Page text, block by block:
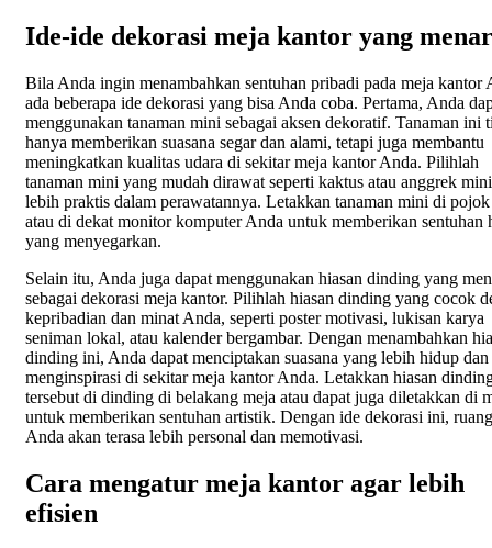
Ide-ide dekorasi meja kantor yang
Bila Anda ingin menambahkan sentuhan pribadi pada meja kantor
ada beberapa ide dekorasi yang bisa Anda coba. Pertama, Anda
menggunakan tanaman mini sebagai aksen dekoratif. Tanaman ini
hanya memberikan suasana segar dan alami, tetapi juga membantu
meningkatkan kualitas udara di sekitar meja kantor Anda. Pilihlah
tanaman mini yang mudah dirawat seperti kaktus atau anggrek
lebih praktis dalam perawatannya. Letakkan tanaman mini di
atau di dekat monitor komputer Anda untuk memberikan sentuhan
yang menyegarkan.
Selain itu, Anda juga dapat menggunakan hiasan dinding yang
sebagai dekorasi meja kantor. Pilihlah hiasan dinding yang cocok
kepribadian dan minat Anda, seperti poster motivasi, lukisan karya
seniman lokal, atau kalender bergambar. Dengan menambahkan
dinding ini, Anda dapat menciptakan suasana yang lebih hidup dan
menginspirasi di sekitar meja kantor Anda. Letakkan hiasan
tersebut di dinding di belakang meja atau dapat juga diletakkan di
untuk memberikan sentuhan artistik. Dengan ide dekorasi ini,
Anda akan terasa lebih personal dan memotivasi.
Cara mengatur meja kantor agar lebih
efisien